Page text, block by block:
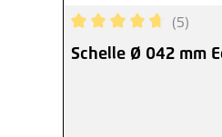
Durchschnittliche
(5)
Schelle Ø 042 mm